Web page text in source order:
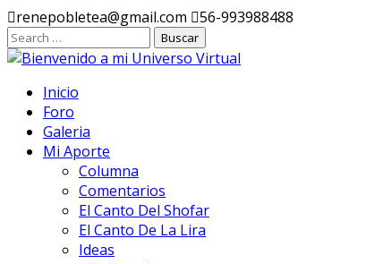
Ir
al
contenido
renepobletea@gmail.com 56-993988488
Inicio
Foro
Galeria
Mi Aporte
Columna
Comentarios
El Canto Del Shofar
El Canto De La Lira
Ideas